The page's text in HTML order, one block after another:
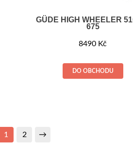
GÜDE HIGH WHEELER
675
8490 Kč
DO OBCHODU
1 2 →